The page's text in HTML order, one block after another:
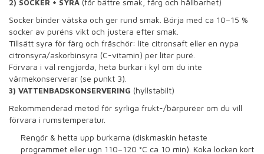
2) SOCKER + SYRA (för bättre smak, färg och hållbarhet)
Socker binder vätska och ger rund smak. Börja med ca 10–15 %
socker av puréns vikt och justera efter smak.
Tillsätt syra för färg och fräschör: lite citronsaft eller en nypa
citronsyra/askorbinsyra (C-vitamin) per liter puré.
Förvara i väl rengjorda, heta burkar i kyl om du inte
värmekonserverar (se punkt 3).
3) VATTENBADSKONSERVERING (hyllstabilt)
Rekommenderad metod för syrliga frukt-/bärpuréer om du vill
förvara i rumstemperatur.
Rengör & hetta upp burkarna (diskmaskin hetaste
programmet eller ugn 110–120 °C ca 10 min). Koka locken kort